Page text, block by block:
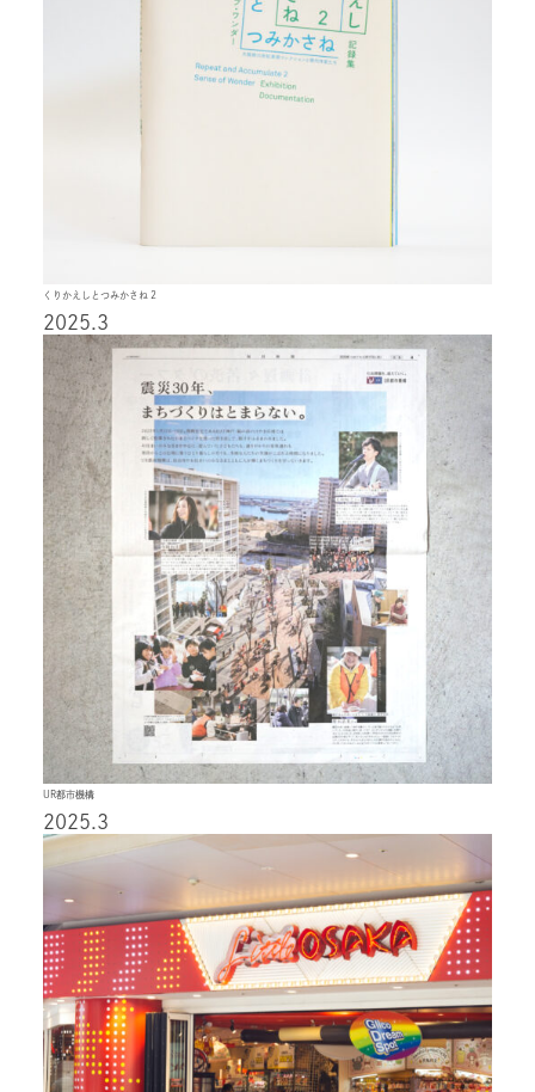
くりかえしとつみかさね 2
2025.3
UR都市機構
2025.3